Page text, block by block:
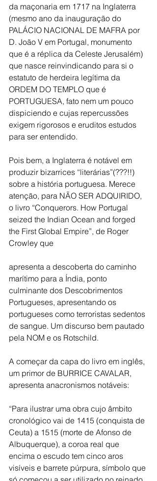
da maçonaria em 1717 na Inglaterra
(mesmo ano da inauguração do
PALÁCIO NACIONAL DE MAFRA por
D. João V em Portugal, monumento
que é a réplica da Celeste Jerusalém)
que nasce reinvindicando para si o
estatuto de herdeira legítima da
ORDEM DO TEMPLO que é
PORTUGUESA, fato nem um pouco
dispiciendo e cujas repercussões
exigem rigorosos e eruditos estudos
para ser entendido.
Pois bem, a Inglaterra é notável em
produzir bizarrices “literárias”(???!!)
sobre a história portuguesa. Merece
atenção, para NÃO SER ADQUIRIDO,
o livro “Conquerors. How Portugal
seized the Indian Ocean and forged
the First Global Empire”, de Roger
Crowley que
apresenta a descoberta do caminho
marítimo para a Índia, ponto
culminante dos Descobrimentos
Portugueses, apresentando os
portugueses como terroristas sedentos
de sangue. Um discurso bem pautado
pela NOM e os Rotschild.
A começar da capa do livro em inglês,
um primor de BURRICE CAVALAR,
apresenta anacronismos notáveis:
“Para ilustrar uma obra cujo âmbito
cronológico vai de 1415 (conquista de
Ceuta) a 1515 (morte de Afonso de
Albuquerque), a coroa real que
encima o escudo tem cinco aros
visíveis e barrete púrpura, símbolo que